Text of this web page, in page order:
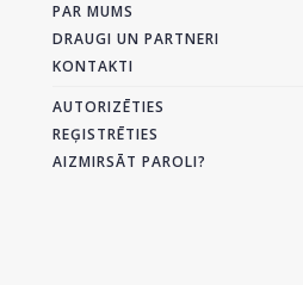
PAR MUMS
DRAUGI UN PARTNERI
KONTAKTI
AUTORIZĒTIES
REĢISTRĒTIES
AIZMIRSĀT PAROLI?